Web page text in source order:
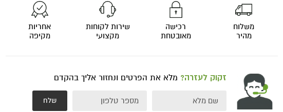
משלוח
מהיר
רכישה
מאובטחת
שירות לקוחות
מקצועי
אחריות
מקיפה
זקוק לעזרה? מלא את הפרטים ונחזור אליך בהקדם
שלח